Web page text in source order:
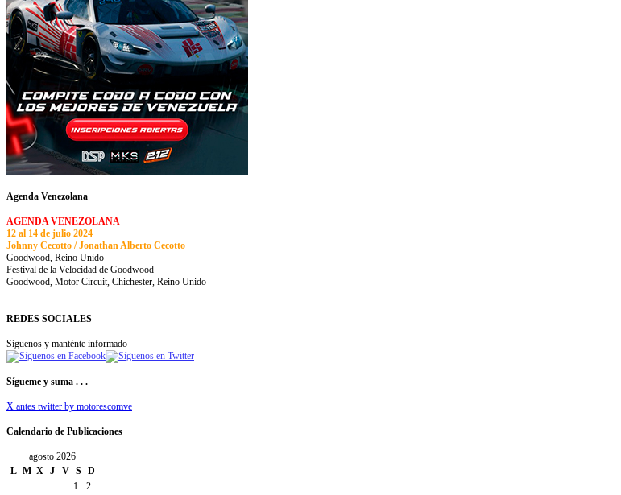
Agenda Venezolana
AGENDA VENEZOLANA
12 al 14 de julio 2024
Johnny Cecotto / Jonathan Alberto Cecotto
Goodwood, Reino Unido
Festival de la Velocidad de Goodwood
Goodwood, Motor Circuit, Chichester, Reino Unido
REDES SOCIALES
Síguenos y manténte informado
Sígueme y suma . . .
X antes twitter by motorescomve
Calendario de Publicaciones
agosto 2026
L M X J V S
D
1
2